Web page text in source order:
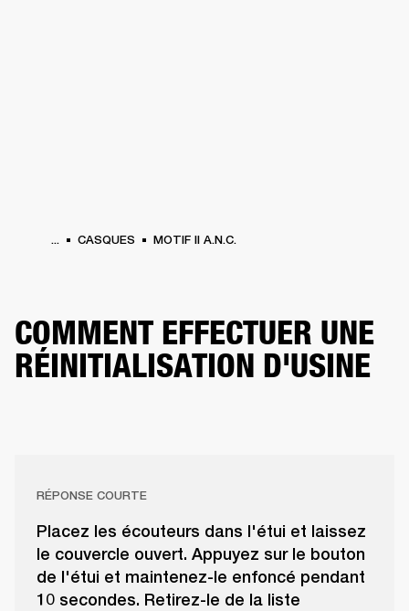
... CASQUES MOTIF II A.N.C.
COMMENT EFFECTUER UNE
RÉINITIALISATION D'USINE
RÉPONSE COURTE
Placez les écouteurs dans l'étui et laissez
le couvercle ouvert. Appuyez sur le bouton
de l'étui et maintenez-le enfoncé pendant
10 secondes. Retirez-le de la liste